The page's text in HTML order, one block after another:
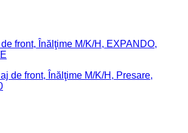
front, Înălţime M/K/H, EXPANDO,